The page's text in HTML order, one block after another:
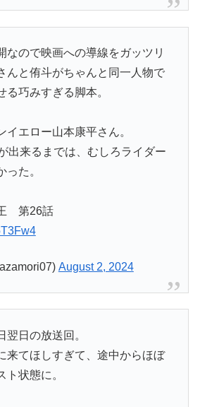
なので映画への導線をガッツリ
んと侑斗がちゃんと同一人物で
る巧みすぎる脚本。
イエロー山本康平さん。
出来るまでは、むしろライダー
った。
第26話
August 2, 2024
翌日の放送回。
来てほしすぎて、途中からほぼ
ト状態に。